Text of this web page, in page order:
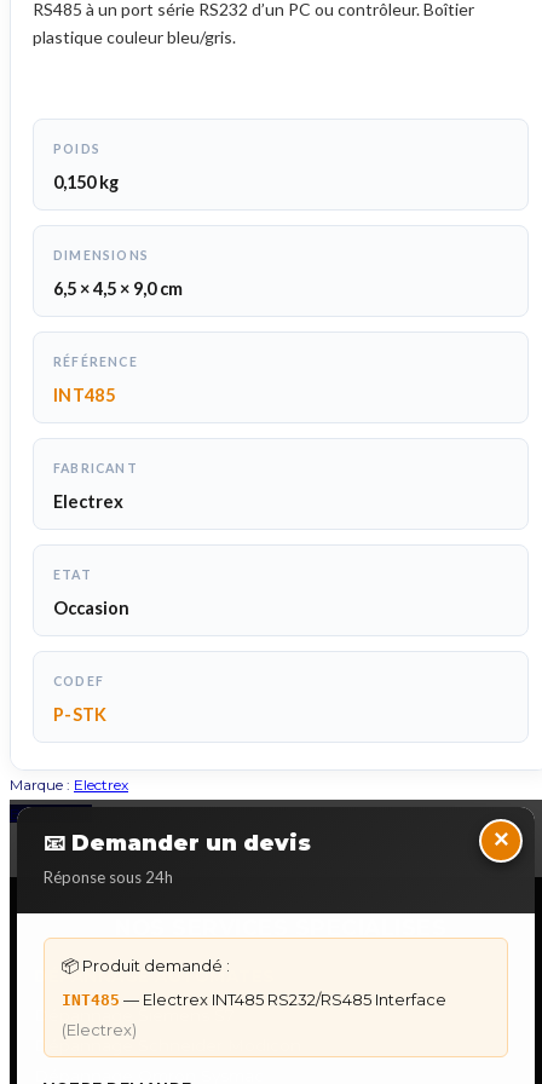
RS485 à un port série RS232 d’un PC ou contrôleur. Boîtier
plastique couleur bleu/gris.
POIDS
0,150 kg
DIMENSIONS
6,5 × 4,5 × 9,0 cm
RÉFÉRENCE
INT485
FABRICANT
Electrex
ETAT
Occasion
CODEF
P-STK
Marque : Electrex
📧 Demander un devis
Réponse sous 24h
×
📦 Produit demandé :
INT485 — Electrex INT485 RS232/RS485 Interface
(Electrex)
Back to Top
DÉPANNAGE AUTOMATES
Dépannage Schneider Modicon